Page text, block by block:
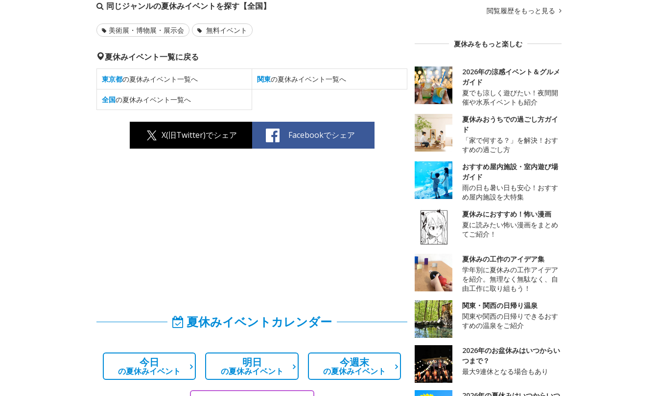
同じジャンルの夏休みイベントを探す【全国】
美術展・博物展・展示会 無料イベント
夏休みイベント一覧に戻る
東京都の夏休みイベント一覧へ 関東の夏休みイベント一覧へ
全国の夏休みイベント一覧へ
X(旧Twitter)でシェア Facebookでシェア
夏休みイベントカレンダー
今日
の夏休みイベント
明日
の夏休みイベント
今週末
の夏休みイベント
閲覧履歴をもっと見る
夏休みをもっと楽しむ
2026年の涼感イベント＆グルメ
ガイド
夏でも涼しく遊びたい！夜間開
催や水系イベントも紹介
夏休みおうちでの過ごし方ガイ
ド
「家で何する？」を解決！おす
すめの過ごし方
おすすめ屋内施設・室内遊び場
ガイド
雨の日も暑い日も安心！おすす
め屋内施設を大特集
夏休みにおすすめ！怖い漫画
夏に読みたい怖い漫画をまとめ
てご紹介！
夏休みの工作のアイデア集
学年別に夏休みの工作アイデア
を紹介。無理なく無駄なく、自
由工作に取り組もう！
関東・関西の日帰り温泉
関東や関西の日帰りできるおす
すめの温泉をご紹介
2026年のお盆休みはいつからい
つまで？
最大9連休となる場合もあり